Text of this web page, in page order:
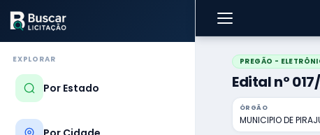
EXPLORAR
Por Estado
PREGÃO -
Edital nº
ÓRGÃO
MUNICIPIO DE